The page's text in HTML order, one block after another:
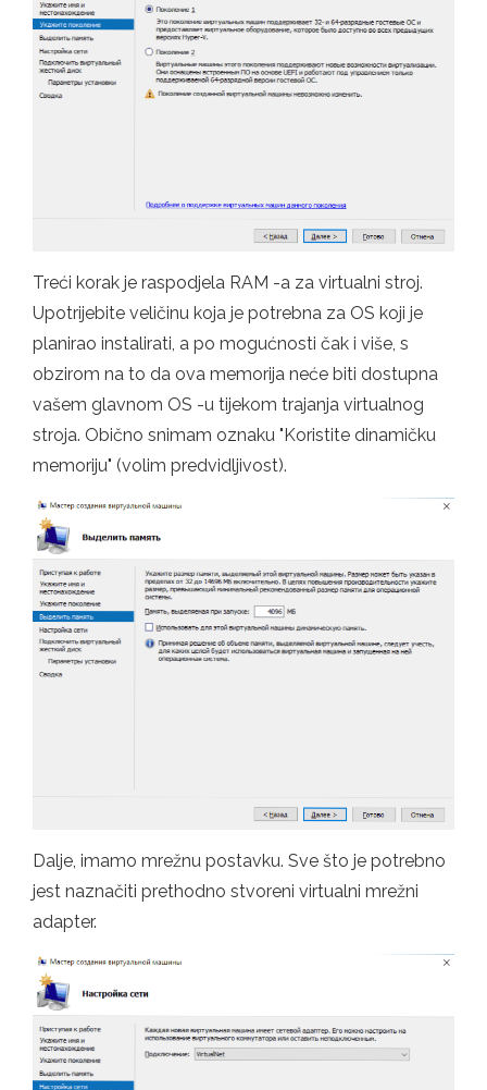
Treći korak je raspodjela RAM -a za virtualni stroj.
Upotrijebite veličinu koja je potrebna za OS koji je
planirao instalirati, a po mogućnosti čak i više, s
obzirom na to da ova memorija neće biti dostupna
vašem glavnom OS -u tijekom trajanja virtualnog
stroja. Obično snimam oznaku "Koristite dinamičku
memoriju" (volim predvidljivost).
Dalje, imamo mrežnu postavku. Sve što je potrebno
jest naznačiti prethodno stvoreni virtualni mrežni
adapter.